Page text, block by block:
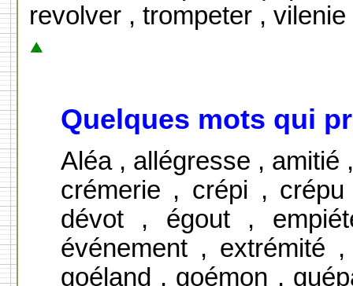
revolver , trompeter , vilenie
Quelques mots qui
Aléa , allégresse , amitié
crémerie , crépi ,
dévot , égout ,
événement , extrémité
goéland , goémon ,